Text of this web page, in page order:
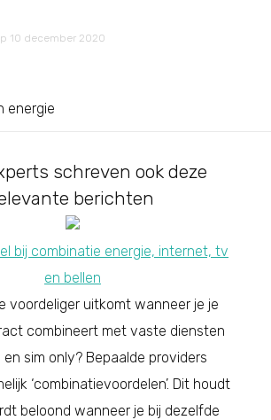
10 december 2020
schreven ook deze
berichten
bij combinatie energie, internet, tv
en bellen
voordeliger uitkomt wanneer je je
combineert met vaste diensten
sim only? Bepaalde providers
‘combinatievoordelen’. Dit houdt
beloond wanneer je bij dezelfde